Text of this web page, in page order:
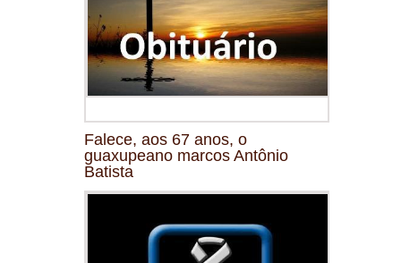
Falece, aos 67 anos, o
guaxupeano marcos Antônio
Batista